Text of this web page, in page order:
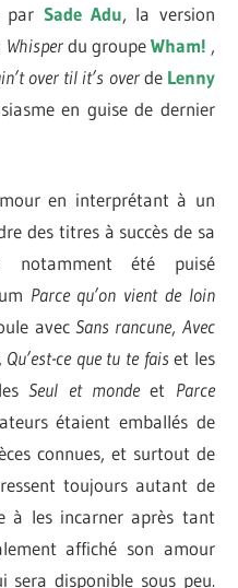
par Sade Adu, la version
Whisperdu groupeWham! ,
over til it’s overdeLenny
en guise de dernier
en interprétant à un
des titres à succès de sa
notamment été puisé
Parce qu’on vient de loin
avecSans rancune, Avec
Qu’est-ce que tu te fais et les
Seul et mondeet Parce
étaient emballés de
connues, et surtout de
toujours autant de
à les incarner après tant
affiché son amour
sera disponible sous peu.